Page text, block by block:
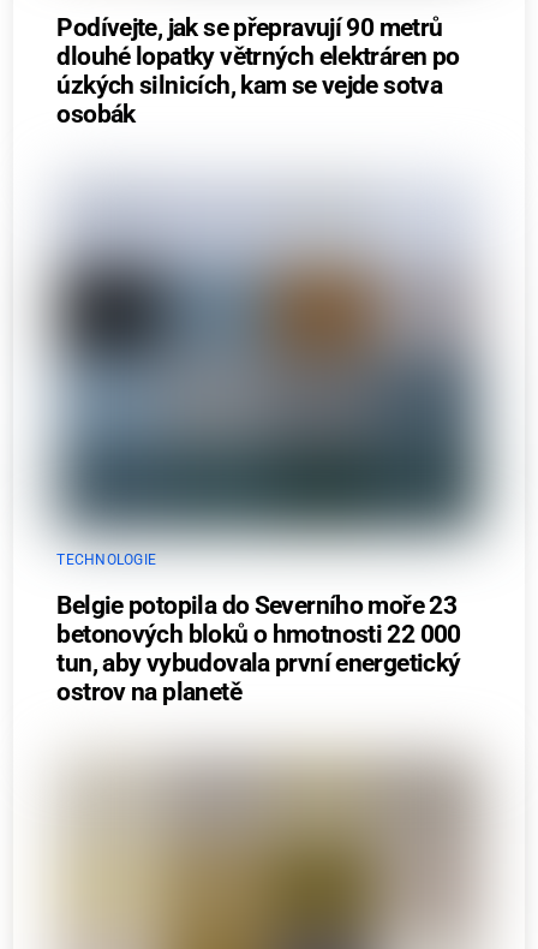
Podívejte, jak se přepravují 90 metrů
dlouhé lopatky větrných elektráren po
úzkých silnicích, kam se vejde sotva
osobák
TECHNOLOGIE
Belgie potopila do Severního moře 23
betonových bloků o hmotnosti 22 000
tun, aby vybudovala první energetický
ostrov na planetě